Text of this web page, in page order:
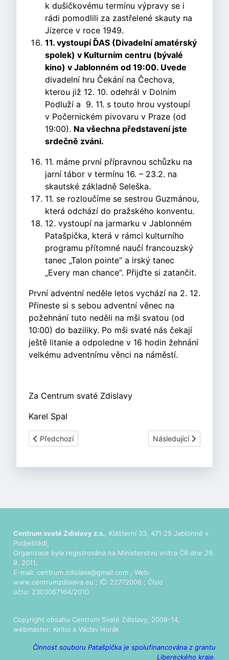
k dušičkovému termínu výpravy se i
rádi pomodlili za zastřelené skauty na
Jizerce v roce 1949.
11. vystoupí ĎAS (Divadelní amatérský
spolek) v Kulturním centru (bývalé
kino) v Jablonném od 19:00. Uvede
divadelní hru Čekání na Čechova,
kterou již 12. 10. odehrál v Dolním
Podluží a 9. 11. s touto hrou vystoupí
v Počernickém pivovaru v Praze (od
19:00). Na všechna představení jste
srdečně zváni.
11. máme první přípravnou schůzku na
jarní tábor v termínu 16. – 23.2. na
skautské základně Seleška.
11. se rozloučíme se sestrou Guzmánou,
která odchází do pražského konventu.
12. vystoupí na jarmarku v Jablonném
Patašpička, která v rámci kulturního
programu přítomné naučí francouzský
tanec „Talon pointe“ a irský tanec
„Every man chance“. Přijďte si zatančit.
První adventní neděle letos vychází na 2. 12.
Přineste si s sebou adventní věnec na
požehnání tuto neděli na mši svatou (od
10:00) do baziliky. Po mši svaté nás čekají
ještě litanie a odpoledne v 16 hodin žehnání
velkému adventnímu věnci na náměstí.
Za Centrum svaté Zdislavy
Karel Spal
Předchozí článek: Novinky - prosinec 2018
Předchozí Další článek: Novinky
Následující
Centrum svaté Zdislavy z.s., Klášterní 33, 471 25 Jablonné v
Podještědí;
Organizace byla registrována na Ministerstvu vnitra ČR dne 29.
9. 2011;
E-mail: centrum.zdislava@gmail.com ; Web:
www.centrumzdislava.eu ; IČ: 22772006 ; Číslo
účtu: 2303067164/2010
Copyright obsahu Centrum Svaté Zdislavy, 2008-14,
webmaster: Keltoi a Václav Horák
Činnost souboru Patašpička je spolufinancována z grantu
Libereckého kraje.